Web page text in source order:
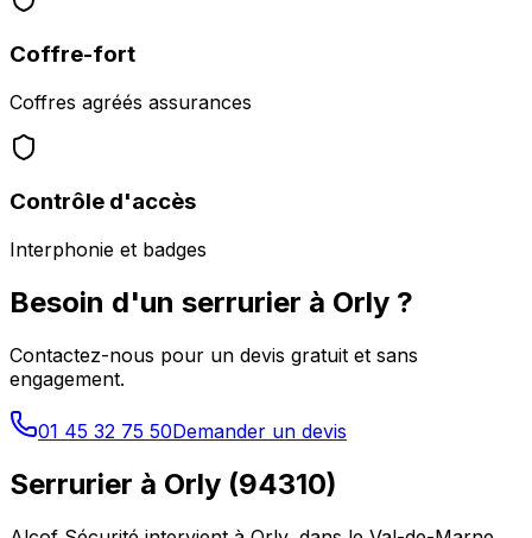
Coffre-fort
Coffres agréés assurances
Contrôle d'accès
Interphonie et badges
Besoin d'un serrurier à Orly ?
Contactez-nous pour un devis gratuit et sans
engagement.
01 45 32 75 50Demander un devis
Serrurier à Orly (94310)